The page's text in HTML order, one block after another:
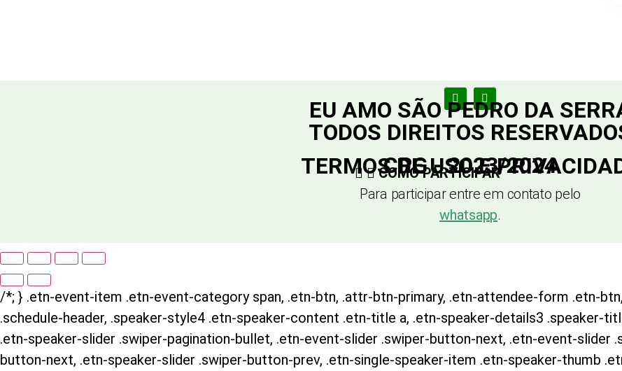
EU AMO SÃO PEDRO DA
TODOS DIREITOS
CRG - 2023/2024
TERMOS DE USO E
COMO PARTICIPAR
Para participar entre em contato pelo
whatsapp.
/*; } .etn-event-item .etn-event-category span, .etn-btn, .attr-btn-primary, .etn-attendee-form .etn-
.schedule-header, .speaker-style4 .etn-speaker-content .etn-title a, .etn-speaker-details3 .speaker-
.etn-speaker-slider .swiper-pagination-bullet, .etn-event-slider .swiper-button-next, .etn-event-slider
button-next, .etn-speaker-slider .swiper-button-prev, .etn-single-speaker-item .etn-speaker-thumb